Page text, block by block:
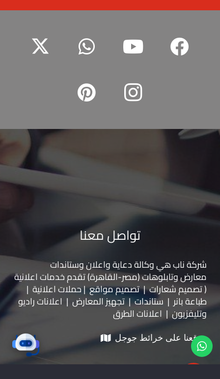
تواصل معنا
شركة ناب هي وكالة دعاية واعلان وستاندات
معارضوتابلوهات(مصر-القاهرة) تقدم خدمات اعلانية
( تصميم شعارات | تصميم مواقع | حملات اعلانية |
طباعة بانر | ستاندات | تجهيز المعارض | اعلانات راديو
وتليفزيون | اعلانات الطرق
موقعنا على خرائط جوجل